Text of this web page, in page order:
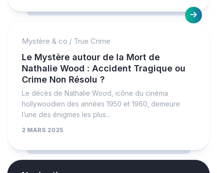
Mystère & co / True Crime
Le Mystère autour de la Mort de
Nathalie Wood : Accident Tragique ou
Crime Non Résolu ?
Le décès de Nathalie Wood, icône du cinéma
hollywoodien des années 1950 et 1960, demeure
l’une des énigmes les plus...
2 MARS 2025